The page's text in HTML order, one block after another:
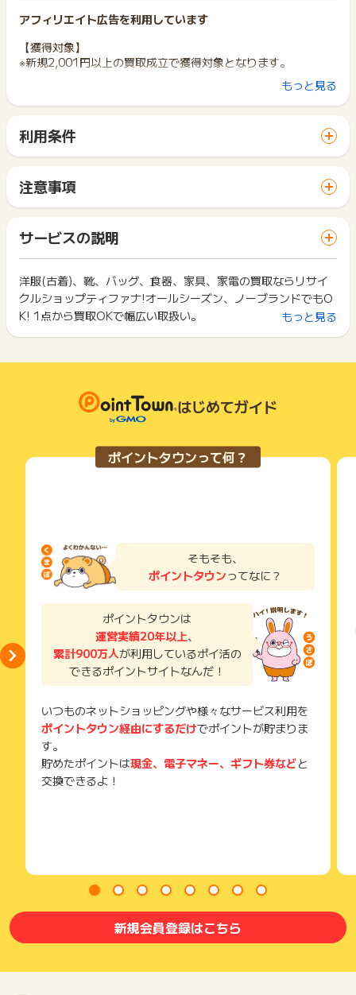
アフィリエイト広告を利用しています
【獲得対象】
※新規2,001円以上の買取成立で獲得対象となります。
※申込不備・重複・いたずら・不正・キャンセル 、買取金額20
お問い合わせをした場合、ポイント獲得対象外となる場合がご
ざいます。
もっと見る
利用条件
サイトに移動してからお申し込みやお買い物が完了するまでの
間に、同じブラウザ（※）で他のサイトに移動した場合はポイン
ト獲得ができません。
「 サイトへ行ってポイントGET 」ボタンを押した時とサービ
ス・お買い物利用時で、デバイス・ブラウザが異なる場合はポ
イント獲得ができません。
2回以上同じお買い物・サービスをご利用される場合は、毎回
ポイントタウンに戻り、「 サイトへ行ってポイントGET 」ボ
タンを押してからご利用ください。
下記の事項に該当する場合、広告主側で対象外とみなし、「獲
い物を複数回ご利用された場合
・他のポイントサイトや比較サイト、検索サイトなどを経由し
て一度でも同サービス・お買い物を利用されたことがある場合
お申し込みやお買い物後、利用したサイトから送られる購入完
了などのメールは、ポイント獲得するまで必ず保管してくださ
獲得待ち・獲得失敗の状態でお問い合わせされる際に、該当の
メールを送っていただく場合がございます。
そのため、紛失・破棄された場合は対応いたしかねますので、
ご注意ください。
(※) SafariやChromeなどwebサイトを表示するアプリのこと
注意事項
一部のサービスにつきましては、1商品につき10円単位の金額
は切り捨てとなります。
ポイント獲得が1ポイント未満のものは切り捨てとなり、ポイ
ント履歴には記載されません。
原則として広告主側のポイント等を利用して支払われた金額分
につきましては、ポイントタウンのポイント獲得の対象には含
まれません。
広告主が運営しているサービスの都合もしくは会員様の都合で
になる可能性もございます。
ン期間が予告なしに変更される場合がございますが、ご利用さ
れた時点の条件が適用されます。
条件を達成しているかどうかは各広告主ではなく、代理店が行
っているため、広告主はポイントに関する詳細を把握しており
ません。
そのため、ポイントタウンのポイントに関するお問い合わせを
得できませんので、ご注意くださいませ。
サービスの説明
洋服(古着)、靴、バッグ、食器、家具、家電の買取ならリサイ
クルショップティファナ!オールシーズン、ノーブランドでもO
K! 1点から買取OKで幅広い取扱い。
もっと見る
はじめてガイド
ポイントタウンって何？
そもそも、
ポイントタウンってなに？
ポイントタウンは
運営実績20年以上、
累計900万人が利用しているポイ活の
できるポイントサイトなんだ！
いつものネットショッピングや様々なサービス利用を
ポイントタウン経由にするだけでポイントが貯まりま
す。
貯めたポイントは現金、電子マネー、ギフト券などと
交換できるよ！
新規会員登録はこちら